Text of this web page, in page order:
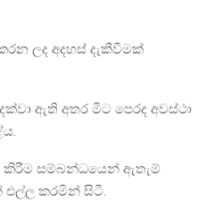
ලද අදහස් දැකීවීමක්
ඇති අතර මීට පෙරද අවස්ථා
කිරීම සම්බන්ධයෙන් ඇතැම්
එල්ල කරමින් සිටී.